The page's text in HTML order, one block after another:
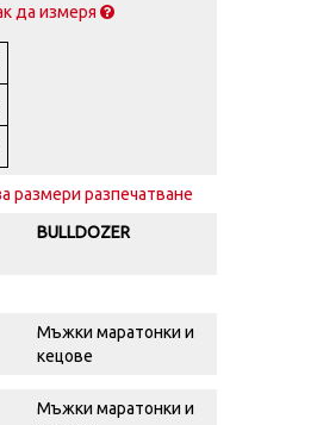
да измеря
размери разпечатване
BULLDOZER
Мъжки маратонки и
кецове
Мъжки маратонки и